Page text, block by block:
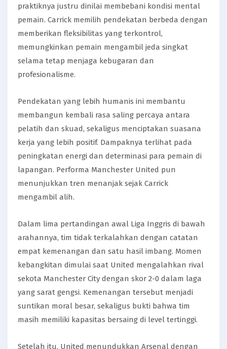
praktiknya justru dinilai membebani kondisi mental
pemain. Carrick memilih pendekatan berbeda dengan
memberikan fleksibilitas yang terkontrol,
memungkinkan pemain mengambil jeda singkat
selama tetap menjaga kebugaran dan
profesionalisme.
Pendekatan yang lebih humanis ini membantu
membangun kembali rasa saling percaya antara
pelatih dan skuad, sekaligus menciptakan suasana
kerja yang lebih positif. Dampaknya terlihat pada
peningkatan energi dan determinasi para pemain di
lapangan. Performa Manchester United pun
menunjukkan tren menanjak sejak Carrick
mengambil alih.
Dalam lima pertandingan awal Liga Inggris di bawah
arahannya, tim tidak terkalahkan dengan catatan
empat kemenangan dan satu hasil imbang. Momen
kebangkitan dimulai saat United mengalahkan rival
sekota Manchester City dengan skor 2-0 dalam laga
yang sarat gengsi. Kemenangan tersebut menjadi
suntikan moral besar, sekaligus bukti bahwa tim
masih memiliki kapasitas bersaing di level tertinggi.
Setelah itu, United menundukkan Arsenal dengan